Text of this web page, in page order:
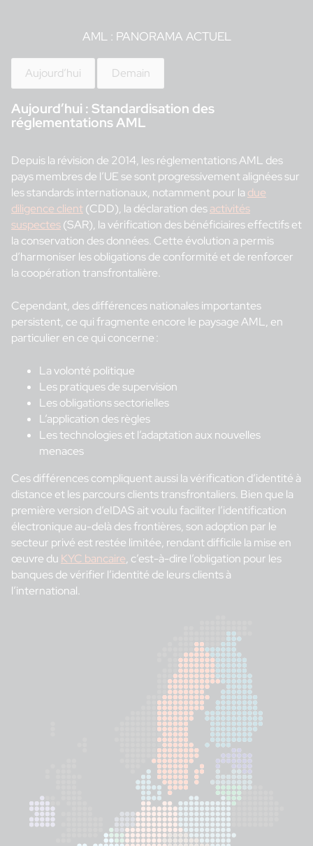
AML : PANORAMA ACTUEL
Aujourd’hui Demain
Aujourd’hui : Standardisation des
réglementations AML
Depuis la révision de 2014, les réglementations AML des
pays membres de l’UE se sont progressivement alignées sur
les standards internationaux, notamment pour la due
diligence client(CDD), la déclaration desactivités
suspectes(SAR), la vérification des bénéficiaires effectifs et
la conservation des données. Cette évolution a permis
d’harmoniser les obligations de conformité et de renforcer
la coopération transfrontalière.
Cependant, des différences nationales importantes
persistent, ce qui fragmente encore le paysage AML, en
particulier en ce qui concerne :
La volonté politique
Les pratiques de supervision
Les obligations sectorielles
L’application des règles
Les technologies et l’adaptation aux nouvelles
menaces
Ces différences compliquent aussi la vérification d’identité à
distance et les parcours clients transfrontaliers. Bien que la
première version d’eIDAS ait voulu faciliter l’identification
électronique au-delà des frontières, son adoption par le
secteur privé est restée limitée, rendant difficile la mise en
œuvre du KYC bancaire, c’est-à-dire l’obligation pour les
banques de vérifier l’identité de leurs clients à
l’international.